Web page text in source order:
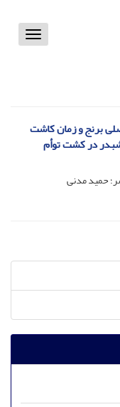
Toggle
برنج و زمان کاشت
در کشت توأم
حمید مدنی